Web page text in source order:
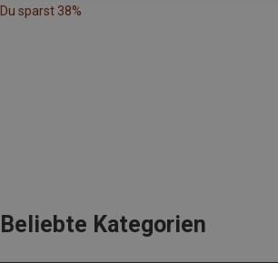
Du sparst 38%
Beliebte Kategorien